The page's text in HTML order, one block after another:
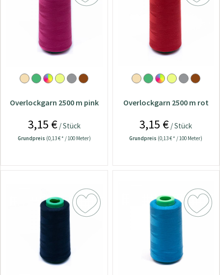
Overlockgarn 2500 m pink
3,15 €/ Stück
Grundpreis (0,13 € * / 100 Meter)
Overlockgarn 2500 m rot
3,15 € / Stück
Grundpreis (0,13 € * / 100 Meter)